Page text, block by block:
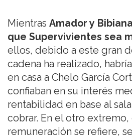
Mientras Amador y
que Supervivientes sea
ellos, debido a este gran
cadena ha realizado,
en casa a Chelo García
confiaban en su interés
rentabilidad en base al
cobrar. En el otro extremo,
remuneración se refiere,